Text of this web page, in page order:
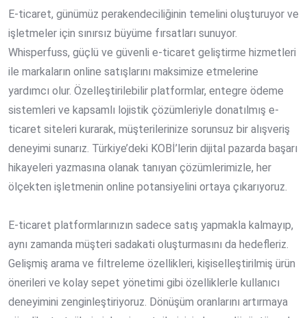
E-ticaret, günümüz perakendeciliğinin temelini oluşturuyor ve
işletmeler için sınırsız büyüme fırsatları sunuyor.
Whisperfuss, güçlü ve güvenli e-ticaret geliştirme hizmetleri
ile markaların online satışlarını maksimize etmelerine
yardımcı olur. Özelleştirilebilir platformlar, entegre ödeme
sistemleri ve kapsamlı lojistik çözümleriyle donatılmış e-
ticaret siteleri kurarak, müşterilerinize sorunsuz bir alışveriş
deneyimi sunarız. Türkiye’deki KOBİ’lerin dijital pazarda başarı
hikayeleri yazmasına olanak tanıyan çözümlerimizle, her
ölçekten işletmenin online potansiyelini ortaya çıkarıyoruz.
E-ticaret platformlarınızın sadece satış yapmakla kalmayıp,
aynı zamanda müşteri sadakati oluşturmasını da hedefleriz.
Gelişmiş arama ve filtreleme özellikleri, kişiselleştirilmiş ürün
önerileri ve kolay sepet yönetimi gibi özelliklerle kullanıcı
deneyimini zenginleştiriyoruz. Dönüşüm oranlarını artırmaya